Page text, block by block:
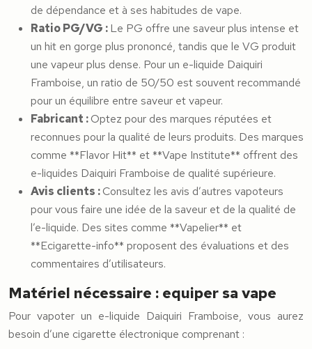
de dépendance et à ses habitudes de vape.
Ratio PG/VG :Le PG offre une saveur plus intense et
un hit en gorge plus prononcé, tandis que le VG produit
une vapeur plus dense. Pour un e-liquide Daiquiri
Framboise, un ratio de 50/50 est souvent recommandé
pour un équilibre entre saveur et vapeur.
Fabricant :Optez pour des marques réputées et
reconnues pour la qualité de leurs produits. Des marques
comme **Flavor Hit** et **Vape Institute** offrent des
e-liquides Daiquiri Framboise de qualité supérieure.
Avis clients :Consultez les avis d’autres vapoteurs
pour vous faire une idée de la saveur et de la qualité de
l’e-liquide. Des sites comme **Vapelier** et
**Ecigarette-info** proposent des évaluations et des
commentaires d’utilisateurs.
Matériel nécessaire : equiper sa vape
Pour vapoter un e-liquide Daiquiri Framboise, vous aurez
besoin d’une cigarette électronique comprenant :